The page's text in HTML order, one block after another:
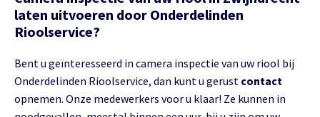
laten uitvoeren door Onderdelinden
Rioolservice?
Bent u geïnteresseerd in camera inspectie van uw riool bij
Onderdelinden Rioolservice, dan kunt u gerust contact
opnemen. Onze medewerkers voor u klaar! Ze kunnen in